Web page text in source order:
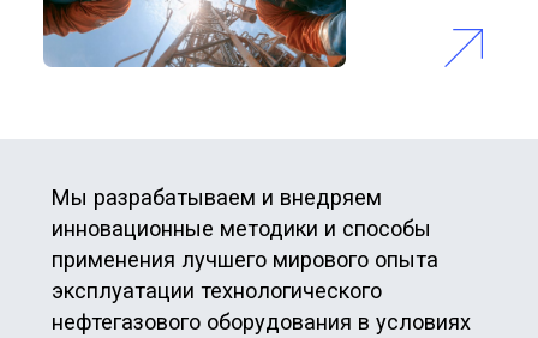
Свои сервисные бригады